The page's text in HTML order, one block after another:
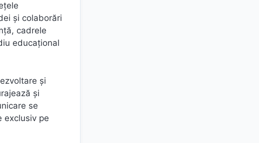
și colaborări
cadrele
educațional
și
și
se
exclusiv pe